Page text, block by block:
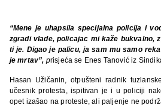
“Mene je uhapsila specijalna policija i
zgradi vlade, policajac mi kaže bukvalno,
ti je. Digao je palicu, ja sam mu samo
je mrtav”, prisjeća se Enes Tanović iz
Hasan Užičanin, otpušteni radnik
učesnik protesta, ispitivan je i u policiji
opet izašao na proteste, ali paljenje ne